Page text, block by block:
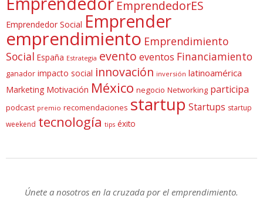
EmprendedorES
Emprendedor Social Emprender
emprendimiento Emprendimiento
Social España Estrategia evento eventos Financiamiento
ganador impacto social innovación inversión latinoamérica
Marketing Motivación México negocio Networking participa
podcast premio recomendaciones startup Startups startup
weekend tecnología tips éxito
Únete a nosotros en la cruzada por el emprendimiento.